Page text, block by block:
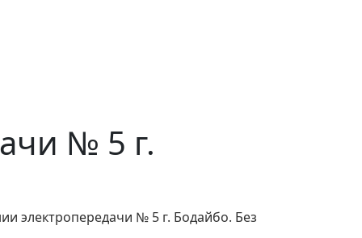
№ 5 г.
электропередачи № 5 г. Бодайбо. Без